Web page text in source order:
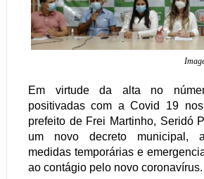
Em virtude da alta no
positivadas com a Covid 19
prefeito de Frei Martinho, Seridó
um novo decreto municipal,
medidas temporárias e
ao contágio pelo novo coronavírus.